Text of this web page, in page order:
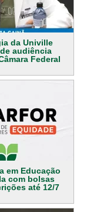
da Univille
audiência
Federal
em Educação
com bolsas
até 12/7